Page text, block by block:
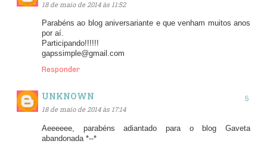
18 de maio de 2014 às 11:52
Parabéns ao blog aniversariante e que venham muitos anos
por aí.
Participando!!!!!!
gapssimple@gmail.com
Responder
UNKNOWN
18 de maio de 2014 às 17:14
Aeeeeee, parabéns adiantado para o blog Gaveta
abandonada *--*